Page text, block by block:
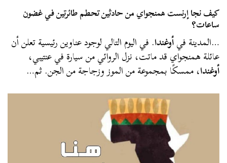
كيف نجا إرنست همنجواي من حادثين تحطم طائرتين في غضون
ساعات؟
…المدينة فيأوغندا. في اليوم التالي لوجود عناوين رئيسية تعلن أن
عائلة همنجواي قد ماتت، نزل الروائي من سيارة في عنتيبي،
أوغندا، ممسكًا بمجموعة من الموز وزجاجة من الجن. ثم…